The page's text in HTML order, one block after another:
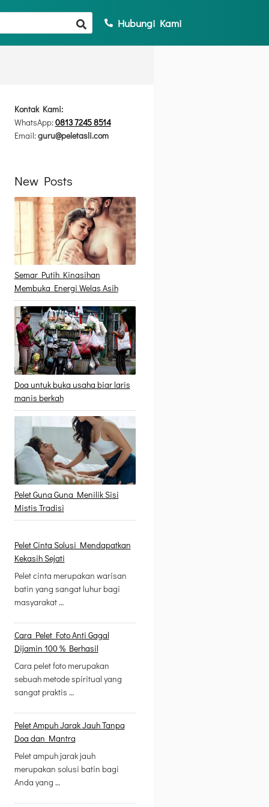
Hubungi Kami
Kontak Kami:
WhatsApp:0813 7245 8514
Email:guru@peletasli.com
New Posts
Semar Putih Kinasihan
Membuka Energi Welas Asih
Doa untuk buka usaha biar laris
manis berkah
Pelet Guna Guna Menilik Sisi
Mistis Tradisi
Pelet Cinta Solusi Mendapatkan
Kekasih Sejati
Pelet cinta merupakan warisan
batin yang sangat luhur bagi
masyarakat …
Cara Pelet Foto Anti Gagal
Dijamin 100 % Berhasil
Cara pelet foto merupakan
sebuah metode spiritual yang
sangat praktis …
Pelet Ampuh Jarak Jauh Tanpa
Doa dan Mantra
Pelet ampuh jarak jauh
merupakan solusi batin bagi
Anda yang …